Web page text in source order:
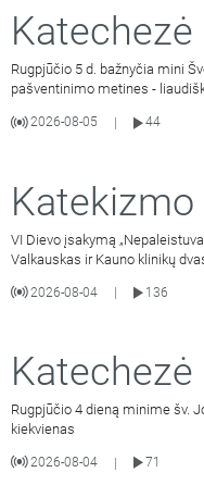
Katechezė
Rugpjūčio 5 d. bažnyčia mini
pašventinimo metines -
2026-08-05
44
VI Dievo įsakymą
Valkauskas ir Kauno klinikų
2026-08-04
136
Katechezė
Rugpjūčio 4 dieną minime šv.
kiekvienas
2026-08-04 |
71